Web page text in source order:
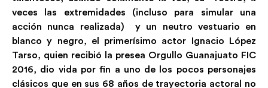
veces las extremidades (incluso para simular una
acción nunca realizada) y un neutro vestuario en
blanco y negro, el primerísimo actor Ignacio López
Tarso, quien recibió la presea Orgullo Guanajuato FIC
2016, dio vida por fin a uno de los pocos personajes
clásicos que en sus 68 años de trayectoria actoral no